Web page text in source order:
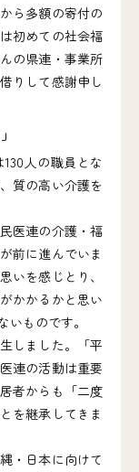
ら多額の寄付の
初めての社会福
の県連・事業所
りして感謝申し
人の職員とな
質の高い介護を
医連の介護・福
前に進んでいま
いを感じとり、
かかるかと思い
ものです。
しました。「平
連の活動は重要
者からも「二度
を継承してきま
・日本に向けて